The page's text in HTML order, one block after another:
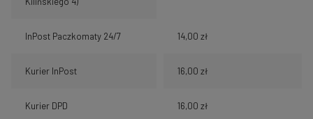
InPost Paczkomaty 24/7 14,00 zł
Kurier InPost 16,00 zł
Kurier DPD 16,00 zł